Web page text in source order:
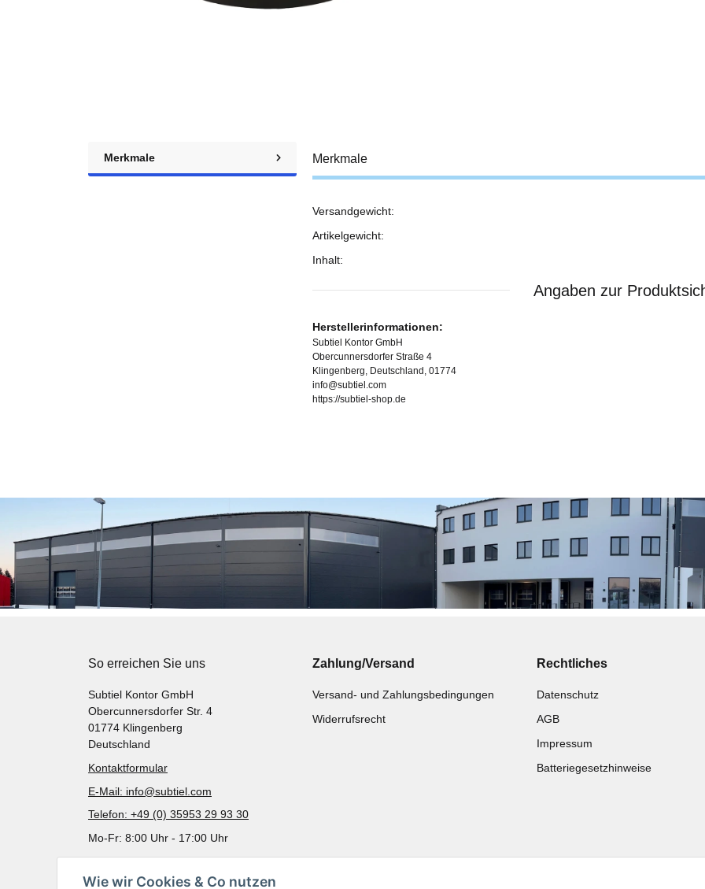
Wie wir Cookies & Co nutzen
Merkmale Merkmale
Produkteigenschaft
Wert
Versandgewicht:
Artikelgewicht:
Inhalt:
Angaben zur
Herstellerinformationen:
Subtiel Kontor GmbH
Obercunnersdorfer Straße 4
Klingenberg, Deutschland, 01774
info@subtiel.com
https://subtiel-shop.de
So erreichen Sie uns
Subtiel Kontor GmbH
Obercunnersdorfer Str. 4
01774 Klingenberg
Deutschland
Kontaktformular
E-Mail: info@subtiel.com
Telefon: +49 (0) 35953 29 93 30
Mo-Fr: 8:00 Uhr - 17:00 Uhr
Zahlung/Versand
Versand- und Zahlungsbedingungen
Widerrufsrecht
Rechtliches
Datenschutz
AGB
Impressum
Batteriegesetzhinweise